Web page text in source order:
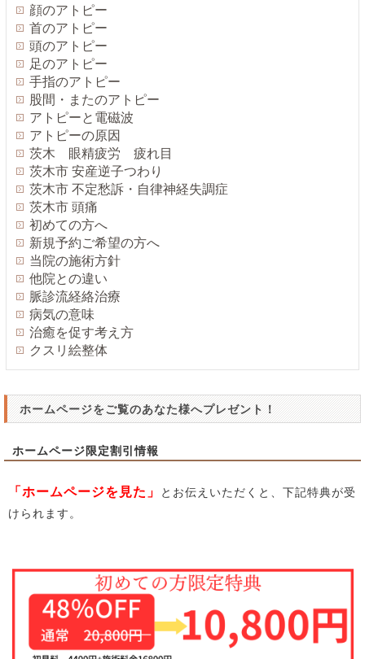
顔のアトピー
首のアトピー
頭のアトピー
足のアトピー
手指のアトピー
股間・またのアトピー
アトピーと電磁波
アトピーの原因
茨木 眼精疲労 疲れ目
茨木市 安産逆子つわり
茨木市 不定愁訴・自律神経失調症
茨木市 頭痛
初めての方へ
新規予約ご希望の方へ
当院の施術方針
他院との違い
脈診流経絡治療
病気の意味
治癒を促す考え方
クスリ絵整体
ホームページをご覧のあなた様へプレゼント！
ホームページ限定割引情報
「ホームページを見た」
とお伝えいただくと、下記特典が受
けられます。